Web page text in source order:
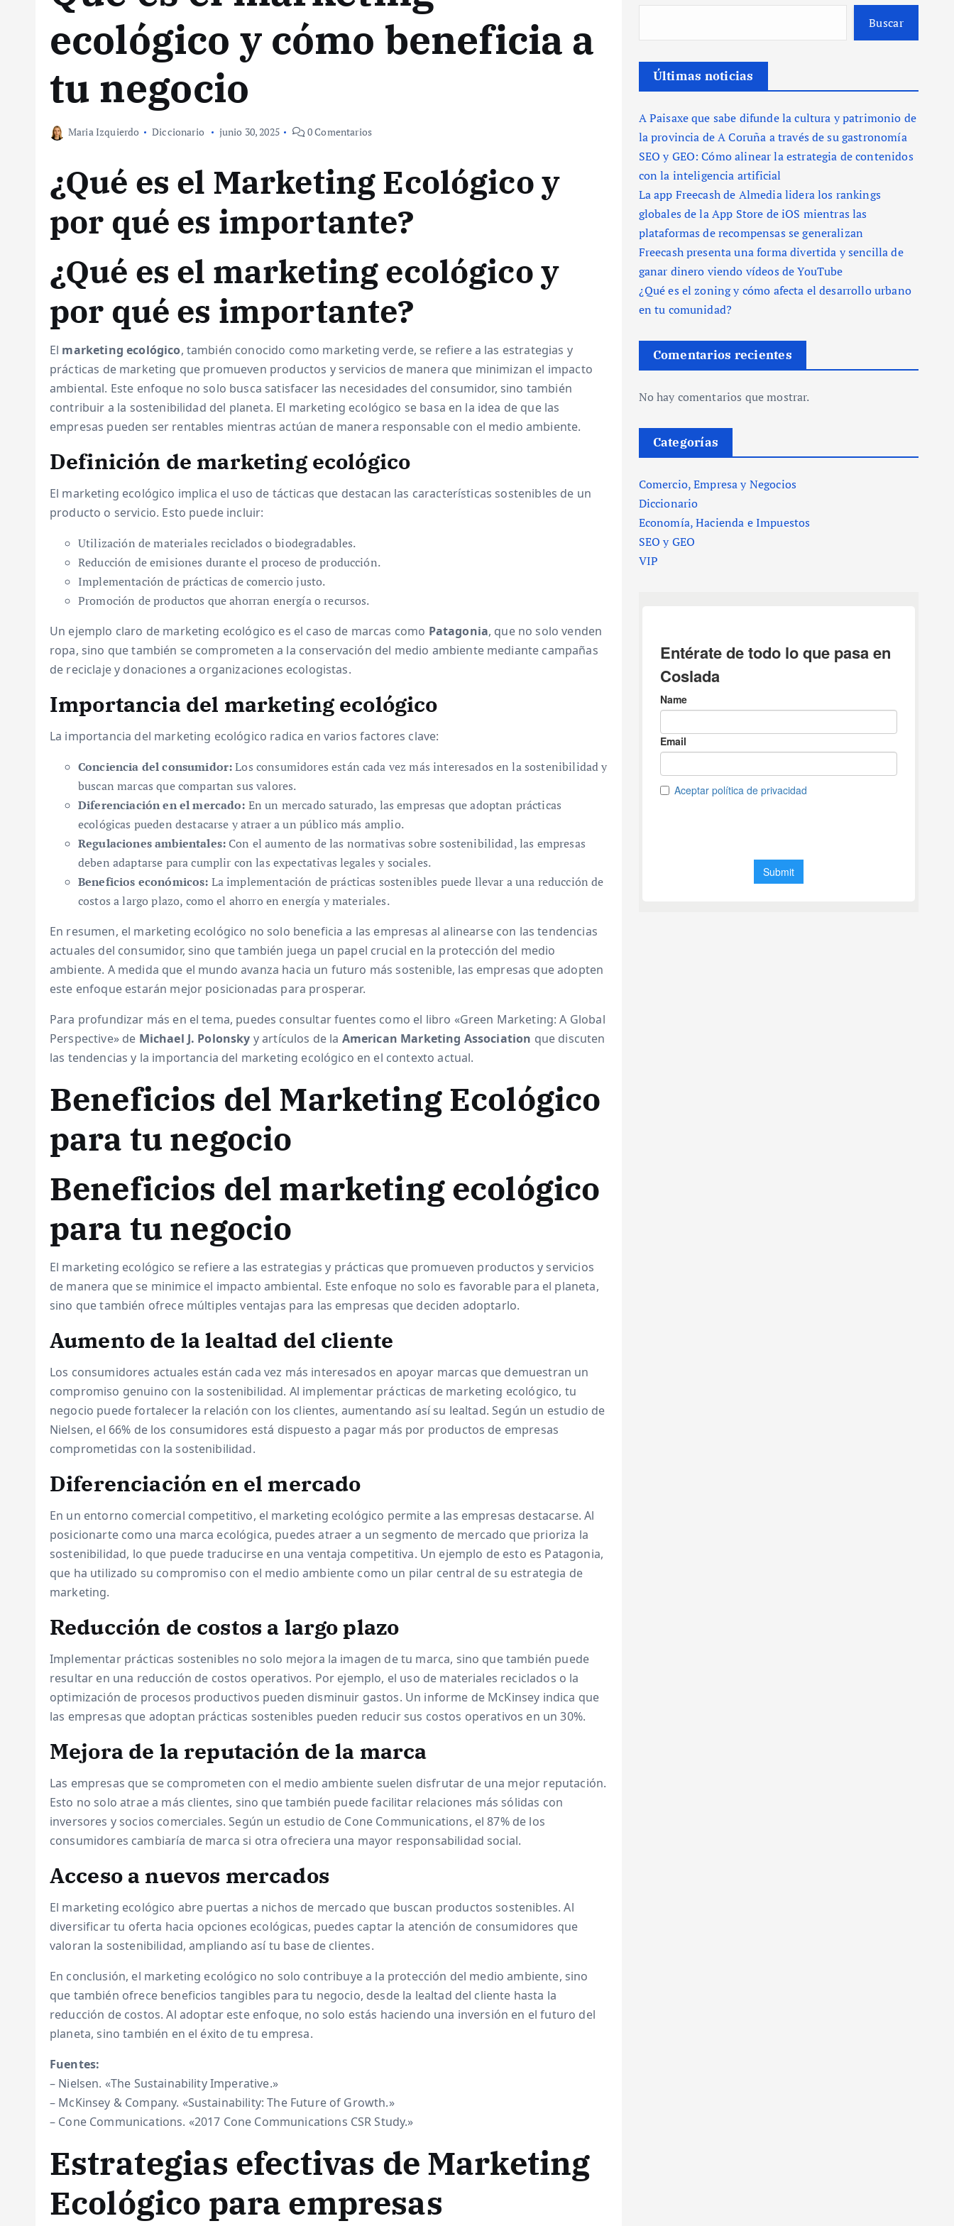
ecológico y cómo beneficia a
tu negocio
Maria Izquierdo Diccionario junio 30, 2025 0 Comentarios
¿Qué es el Marketing Ecológico y
por qué es importante?
¿Qué es el marketing ecológico y
por qué es importante?
El marketing ecológico, también conocido como marketing verde, se refiere a las estrategias y
prácticas de marketing que promueven productos y servicios de manera que minimizan el impacto
ambiental. Este enfoque no solo busca satisfacer las necesidades del consumidor, sino también
contribuir a la sostenibilidad del planeta. El marketing ecológico se basa en la idea de que las
empresas pueden ser rentables mientras actúan de manera responsable con el medio ambiente.
Definición de marketing ecológico
El marketing ecológico implica el uso de tácticas que destacan las características sostenibles de un
producto o servicio. Esto puede incluir:
Utilización de materiales reciclados o biodegradables.
Reducción de emisiones durante el proceso de producción.
Implementación de prácticas de comercio justo.
Promoción de productos que ahorran energía o recursos.
Un ejemplo claro de marketing ecológico es el caso de marcas como Patagonia, que no solo venden
ropa, sino que también se comprometen a la conservación del medio ambiente mediante campañas
de reciclaje y donaciones a organizaciones ecologistas.
Importancia del marketing ecológico
La importancia del marketing ecológico radica en varios factores clave:
Conciencia del consumidor:Los consumidores están cada vez más interesados en la sostenibilidad y
buscan marcas que compartan sus valores.
Diferenciación en el mercado: En un mercado saturado, las empresas que adoptan prácticas
ecológicas pueden destacarse y atraer a un público más amplio.
Regulaciones ambientales: Con el aumento de las normativas sobre sostenibilidad, las empresas
deben adaptarse para cumplir con las expectativas legales y sociales.
Beneficios económicos: La implementación de prácticas sostenibles puede llevar a una reducción de
costos a largo plazo, como el ahorro en energía y materiales.
En resumen, el marketing ecológico no solo beneficia a las empresas al alinearse con las tendencias
actuales del consumidor, sino que también juega un papel crucial en la protección del medio
ambiente. A medida que el mundo avanza hacia un futuro más sostenible, las empresas que adopten
este enfoque estarán mejor posicionadas para prosperar.
Para profundizar más en el tema, puedes consultar fuentes como el libro «Green Marketing: A Global
Perspective» de Michael J. Polonsky y artículos de la American Marketing Association que discuten
las tendencias y la importancia del marketing ecológico en el contexto actual.
Beneficios del Marketing Ecológico
para tu negocio
Beneficios del marketing ecológico
para tu negocio
El marketing ecológico se refiere a las estrategias y prácticas que promueven productos y servicios
de manera que se minimice el impacto ambiental. Este enfoque no solo es favorable para el planeta,
sino que también ofrece múltiples ventajas para las empresas que deciden adoptarlo.
Aumento de la lealtad del cliente
Los consumidores actuales están cada vez más interesados en apoyar marcas que demuestran un
compromiso genuino con la sostenibilidad. Al implementar prácticas de marketing ecológico, tu
negocio puede fortalecer la relación con los clientes, aumentando así su lealtad. Según un estudio de
Nielsen, el 66% de los consumidores está dispuesto a pagar más por productos de empresas
comprometidas con la sostenibilidad.
Diferenciación en el mercado
En un entorno comercial competitivo, el marketing ecológico permite a las empresas destacarse. Al
posicionarte como una marca ecológica, puedes atraer a un segmento de mercado que prioriza la
sostenibilidad, lo que puede traducirse en una ventaja competitiva. Un ejemplo de esto es Patagonia,
que ha utilizado su compromiso con el medio ambiente como un pilar central de su estrategia de
marketing.
Reducción de costos a largo plazo
Implementar prácticas sostenibles no solo mejora la imagen de tu marca, sino que también puede
resultar en una reducción de costos operativos. Por ejemplo, el uso de materiales reciclados o la
optimización de procesos productivos pueden disminuir gastos. Un informe de McKinsey indica que
las empresas que adoptan prácticas sostenibles pueden reducir sus costos operativos en un 30%.
Mejora de la reputación de la marca
Las empresas que se comprometen con el medio ambiente suelen disfrutar de una mejor reputación.
Esto no solo atrae a más clientes, sino que también puede facilitar relaciones más sólidas con
inversores y socios comerciales. Según un estudio de Cone Communications, el 87% de los
consumidores cambiaría de marca si otra ofreciera una mayor responsabilidad social.
Acceso a nuevos mercados
El marketing ecológico abre puertas a nichos de mercado que buscan productos sostenibles. Al
diversificar tu oferta hacia opciones ecológicas, puedes captar la atención de consumidores que
valoran la sostenibilidad, ampliando así tu base de clientes.
En conclusión, el marketing ecológico no solo contribuye a la protección del medio ambiente, sino
que también ofrece beneficios tangibles para tu negocio, desde la lealtad del cliente hasta la
reducción de costos. Al adoptar este enfoque, no solo estás haciendo una inversión en el futuro del
planeta, sino también en el éxito de tu empresa.
Fuentes:
– Nielsen. «The Sustainability Imperative.»
– McKinsey & Company. «Sustainability: The Future of Growth.»
– Cone Communications. «2017 Cone Communications CSR Study.»
Estrategias efectivas de Marketing
Ecológico para empresas
Buscar
Últimas noticias
A Paisaxe que sabe difunde la cultura y patrimonio de
la provincia de A Coruña a través de su gastronomía
SEO y GEO: Cómo alinear la estrategia de contenidos
con la inteligencia artificial
La app Freecash de Almedia lidera los rankings
globales de la App Store de iOS mientras las
plataformas de recompensas se generalizan
Freecash presenta una forma divertida y sencilla de
ganar dinero viendo vídeos de YouTube
¿Qué es el zoning y cómo afecta el desarrollo urbano
en tu comunidad?
Comentarios recientes
No hay comentarios que mostrar.
Categorías
Comercio, Empresa y Negocios
Diccionario
Economía, Hacienda e Impuestos
SEO y GEO
VIP